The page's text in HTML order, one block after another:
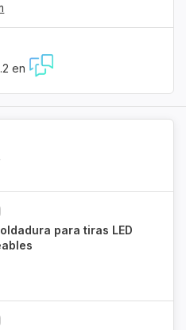
en
para tiras LED